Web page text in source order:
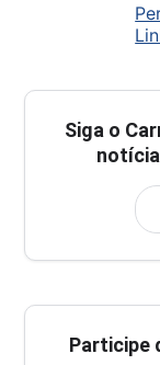
Siga o
Participe